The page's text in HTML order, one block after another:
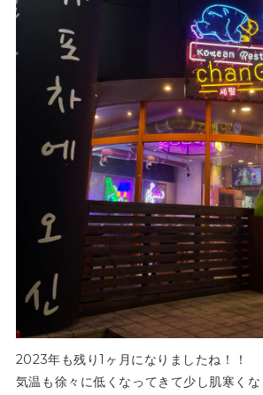
会社概要・アクセス
お問い合わせ
2023年も残り1ヶ月になりましたね！！
気温も徐々に低くなってきて少し肌寒く